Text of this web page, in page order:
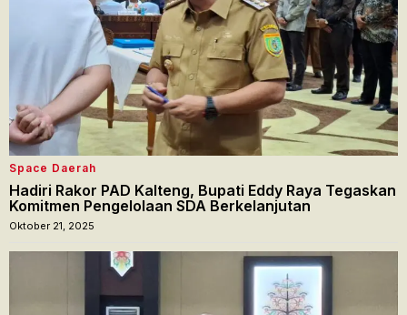
Space Daerah
Hadiri Rakor PAD Kalteng, Bupati Eddy Raya Tegaskan
Komitmen Pengelolaan SDA Berkelanjutan
Oktober 21, 2025